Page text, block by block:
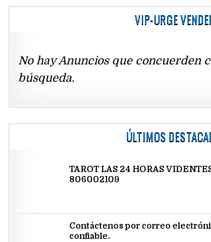
VIP-URGE
No hay Anuncios que concuerden
búsqueda.
ÚLTIMOS
TAROT LAS 24 HORAS
806002109
Contáctenos por correo
confiable.